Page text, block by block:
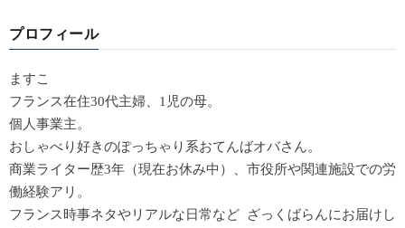
プロフィール
ますこ
フランス在住30代主婦、1児の母。
個人事業主。
おしゃべり好きのぽっちゃり系おてんばオバさん。
商業ライター歴3年（現在お休み中）、市役所や関連施設での労
働経験アリ。
フランス時事ネタやリアルな日常など ざっくばらんにお届けし